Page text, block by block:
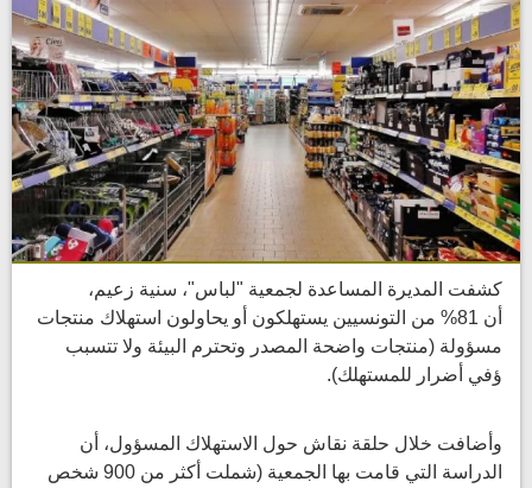
كشفت المديرة المساعدة لجمعية "لباس"، سنية زعيم،
أن 81% من التونسيين يستهلكون أو يحاولون استهلاك منتجات
مسؤولة (منتجات واضحة المصدر وتحترم البيئة ولا تتسبب
ؤفي أضرار للمستهلك).
وأضافت خلال حلقة نقاش حول الاستهلاك المسؤول، أن
الدراسة التي قامت بها الجمعية (شملت أكثر من 900 شخص